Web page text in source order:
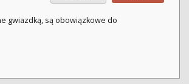
gwiazdką, są obowiązkowe do